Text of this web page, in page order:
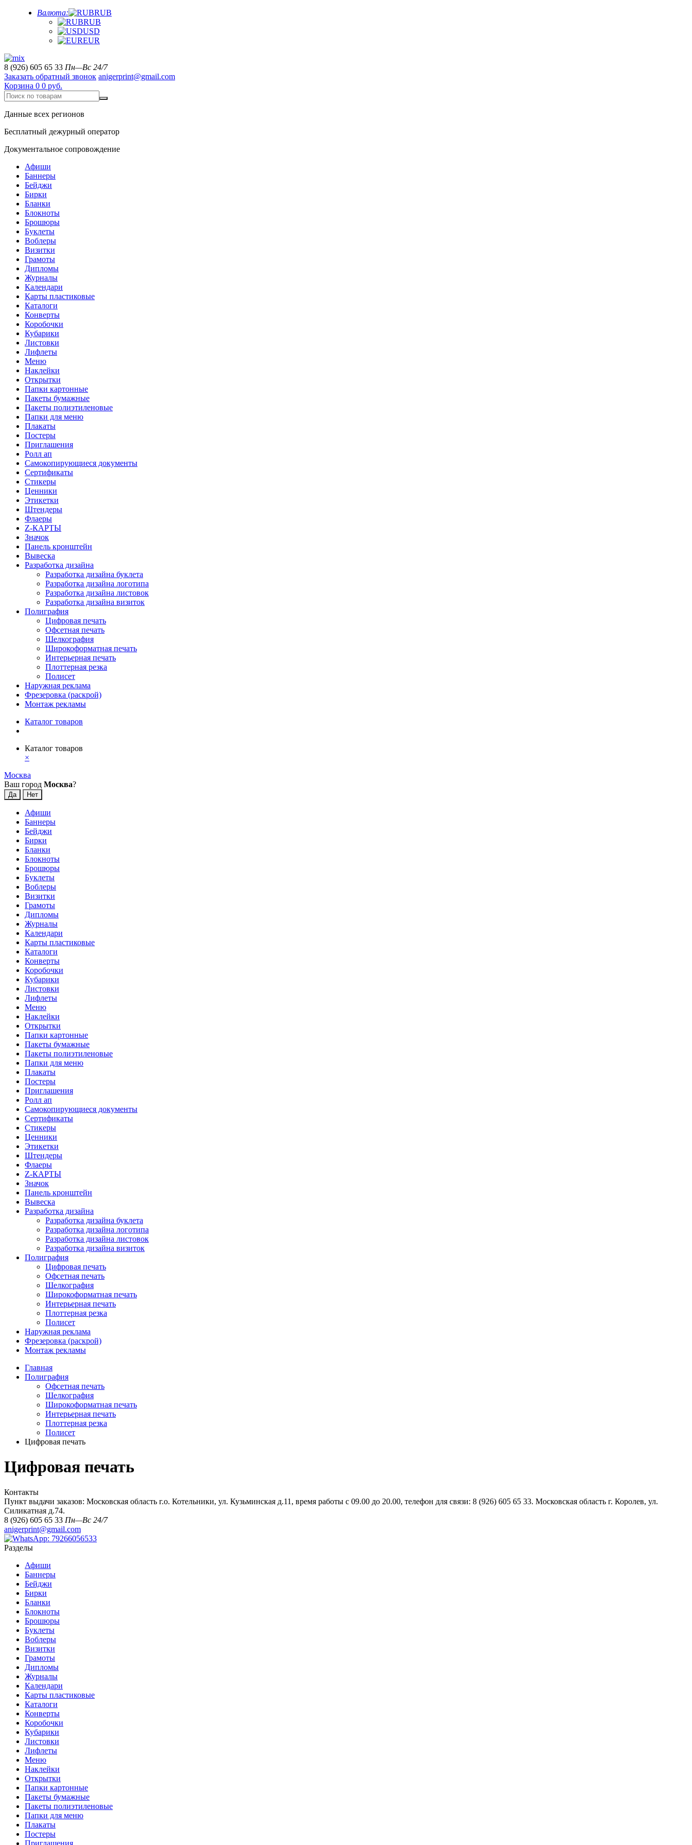
Валюта:
RUB
RUB
USD
EUR
8 (926) 605 65 33 Пн—Вс 24/7
Заказать обратный звонок anigerprint@gmail.com
Корзина 0 0 руб.
Данные всех регионов
Бесплатный дежурный оператор
Документальное сопровождение
Афиши
Баннеры
Бейджи
Бирки
Бланки
Блокноты
Брошюры
Буклеты
Воблеры
Визитки
Грамоты
Дипломы
Журналы
Календари
Карты пластиковые
Каталоги
Конверты
Коробочки
Кубарики
Листовки
Лифлеты
Меню
Наклейки
Открытки
Папки картонные
Пакеты бумажные
Пакеты полиэтиленовые
Папки для меню
Плакаты
Постеры
Приглашения
Ролл ап
Самокопирующиеся документы
Сертификаты
Стикеры
Ценники
Этикетки
Штендеры
Флаеры
Z-КАРТЫ
Значок
Панель кронштейн
Вывеска
Разработка дизайна
Разработка дизайна буклета
Разработка дизайна логотипа
Разработка дизайна листовок
Разработка дизайна визиток
Полиграфия
Цифровая печать
Офсетная печать
Шелкография
Широкоформатная печать
Интерьерная печать
Плоттерная резка
Полисет
Наружная реклама
Фрезеровка (раскрой)
Монтаж рекламы
Каталог товаров
Каталог товаров
×
Москва
Ваш город Москва?
Афиши
Баннеры
Бейджи
Бирки
Бланки
Блокноты
Брошюры
Буклеты
Воблеры
Визитки
Грамоты
Дипломы
Журналы
Календари
Карты пластиковые
Каталоги
Конверты
Коробочки
Кубарики
Листовки
Лифлеты
Меню
Наклейки
Открытки
Папки картонные
Пакеты бумажные
Пакеты полиэтиленовые
Папки для меню
Плакаты
Постеры
Приглашения
Ролл ап
Самокопирующиеся документы
Сертификаты
Стикеры
Ценники
Этикетки
Штендеры
Флаеры
Z-КАРТЫ
Значок
Панель кронштейн
Вывеска
Разработка дизайна
Разработка дизайна буклета
Разработка дизайна логотипа
Разработка дизайна листовок
Разработка дизайна визиток
Полиграфия
Цифровая печать
Офсетная печать
Шелкография
Широкоформатная печать
Интерьерная печать
Плоттерная резка
Полисет
Наружная реклама
Фрезеровка (раскрой)
Монтаж рекламы
Главная
Полиграфия
Офсетная печать
Шелкография
Широкоформатная печать
Интерьерная печать
Плоттерная резка
Полисет
Цифровая печать
Цифровая печать
Контакты
Пункт выдачи заказов: Московская область г.о. Котельники, ул. Кузьминская д.11, время работы с 09.00 до 20.00, телефон для связи: 8 (926) 605 65 33. Московская область г. Королев, ул.
Силикатная д.74.
8 (926) 605 65 33 Пн—Вс 24/7
anigerprint@gmail.com
Разделы
Афиши
Баннеры
Бейджи
Бирки
Бланки
Блокноты
Брошюры
Буклеты
Воблеры
Визитки
Грамоты
Дипломы
Журналы
Календари
Карты пластиковые
Каталоги
Конверты
Коробочки
Кубарики
Листовки
Лифлеты
Меню
Наклейки
Открытки
Папки картонные
Пакеты бумажные
Пакеты полиэтиленовые
Папки для меню
Плакаты
Постеры
Приглашения